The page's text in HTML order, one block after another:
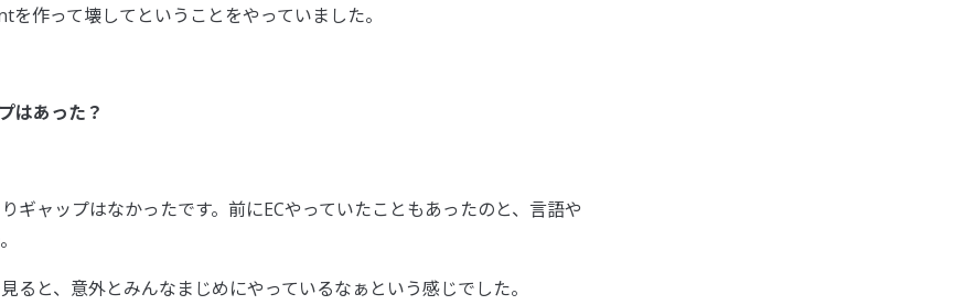
を作って壊してということをやっていました。
はあった？
ャップはなかったです。前にECやっていたこともあったのと、言語や
ると、意外とみんなまじめにやっているなぁという感じでした。